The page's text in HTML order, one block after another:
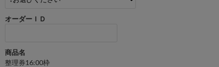
オーダーＩＤ
商品名
整理券16:00枠